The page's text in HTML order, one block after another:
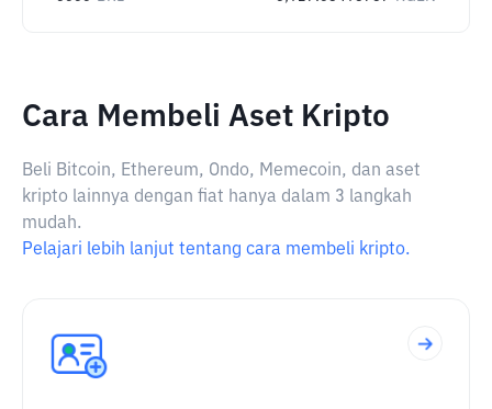
Cara Membeli Aset Kripto
Beli Bitcoin, Ethereum, Ondo, Memecoin, dan aset
kripto lainnya dengan fiat hanya dalam 3 langkah
mudah.
Pelajari lebih lanjut tentang cara membeli kripto.